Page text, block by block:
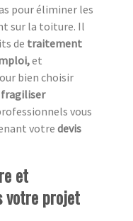
pour éliminer les
sur la toiture. Il
de traitement
et
bien choisir
fragiliser
vous
votredevis
et
votre projet